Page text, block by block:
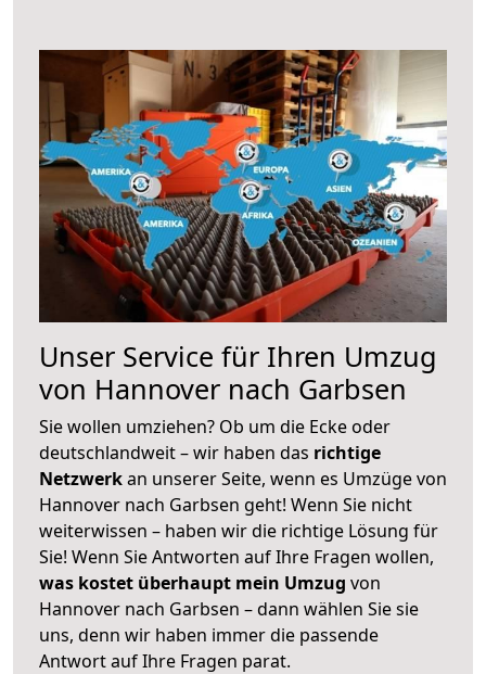
Unser Service für Ihren Umzug
von Hannover nach Garbsen
Sie wollen umziehen? Ob um die Ecke oder
deutschlandweit – wir haben das richtige
Netzwerkan unserer Seite, wenn es Umzüge von
Hannover nach Garbsen geht! Wenn Sie nicht
weiterwissen – haben wir die richtige Lösung für
Sie! Wenn Sie Antworten auf Ihre Fragen wollen,
was kostet überhaupt mein Umzug von
Hannover nach Garbsen – dann wählen Sie sie
uns, denn wir haben immer die passende
Antwort auf Ihre Fragen parat.